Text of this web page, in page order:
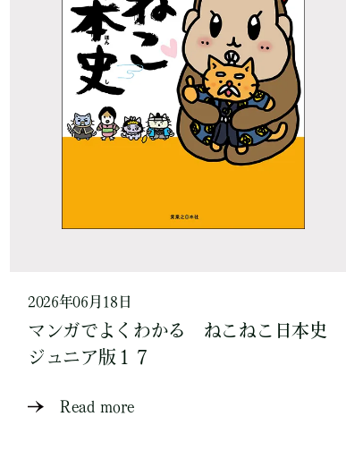
2026年06月18日
マンガでよくわかる ねこねこ日本史
ジュニア版１７
Read more